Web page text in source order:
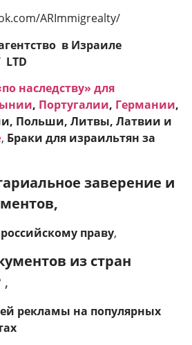
ARImmigrealty/
в Израиле
LTD
наследству» для
, Португалии, Германии,
Польши, Литвы, Латвии и
, Браки для израильтян за
заверение и
праву,
из стран
,
рекламы на популярных